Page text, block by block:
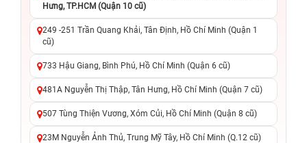
Hưng, TP.HCM (Quận 10 cũ)
249 -251 Trần Quang Khải, Tân Định, Hồ Chí Minh (Quận 1
cũ)
733 Hậu Giang, Bình Phú, Hồ Chí Minh (Quận 6 cũ)
481A Nguyễn Thị Thập, Tân Hưng, Hồ Chí Minh (Quận 7 cũ)
507 Tùng Thiện Vương, Xóm Củi, Hồ Chí Minh (Quận 8 cũ)
23M Nguyễn Ảnh Thủ, Trung Mỹ Tây, Hồ Chí Minh (Q.12 cũ)